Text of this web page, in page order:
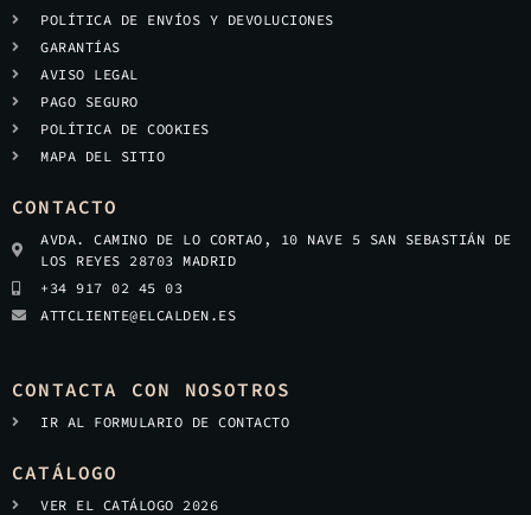
POLÍTICA DE ENVÍOS Y DEVOLUCIONES
GARANTÍAS
AVISO LEGAL
PAGO SEGURO
POLÍTICA DE COOKIES
MAPA DEL SITIO
CONTACTO
AVDA. CAMINO DE LO CORTAO, 10 NAVE 5 SAN SEBASTIÁN DE
LOS REYES 28703 MADRID
+34 917 02 45 03
ATTCLIENTE@ELCALDEN.ES
CONTACTA CON NOSOTROS
IR AL FORMULARIO DE CONTACTO
CATÁLOGO
VER EL CATÁLOGO 2026